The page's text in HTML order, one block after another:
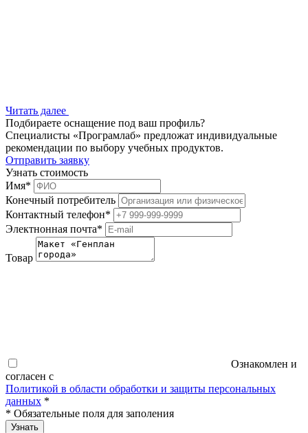
Читать далее
Подбираете оснащение под ваш профиль?
Специалисты «Програмлаб» предложат индивидуальные
рекомендации по выбору учебных продуктов.
Отправить заявку
Узнать стоимость
Имя*
Конечный потребитель
Контактный телефон*
Электнонная почта*
Товар
Ознакомлен и
согласен с
Политикой в области обработки и защиты персональных
данных *
* Обязательные поля для заполения
Узнать